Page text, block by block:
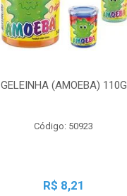
GELEINHA (AMOEBA) 110G
Código: 50923
R$ 8,21